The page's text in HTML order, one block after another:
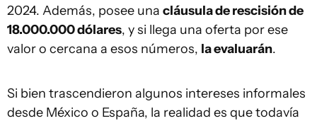
2024. Además, posee una cláusula de rescisión de
18.000.000 dólares, y si llega una oferta por ese
valor o cercana a esos números, la evaluarán.
Si bien trascendieron algunos intereses informales
desde México o España, la realidad es que todavía